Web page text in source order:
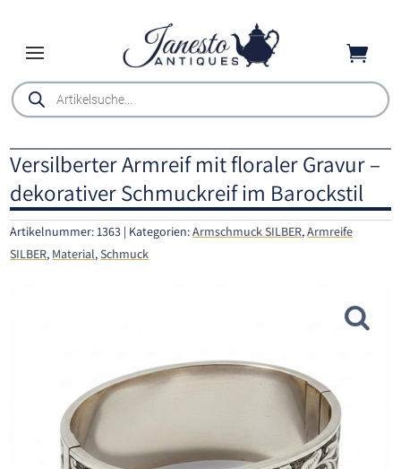

Products
search
Versilberter Armreif mit floraler Gravur –
dekorativer Schmuckreif im Barockstil
Artikelnummer:1363 Kategorien:Armschmuck SILBER,Armreife
SILBER, Material,Schmuck